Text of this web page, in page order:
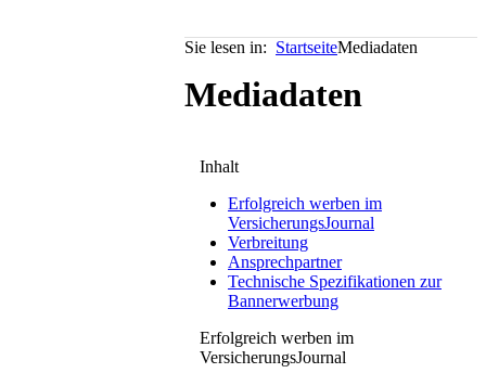
Sie lesen in: StartseiteMediadaten
Mediadaten
Inhalt
Erfolgreich werben im
VersicherungsJournal
Verbreitung
Ansprechpartner
Technische Spezifikationen zur
Bannerwerbung
Erfolgreich werben im
VersicherungsJournal